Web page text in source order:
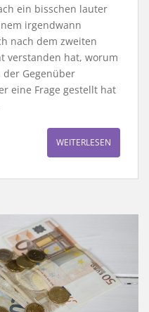
ein bisschen lauter
irgendwann
nach dem zweiten
verstanden hat, worum
Gegenüber
eine Frage gestellt hat
WEITERLESEN